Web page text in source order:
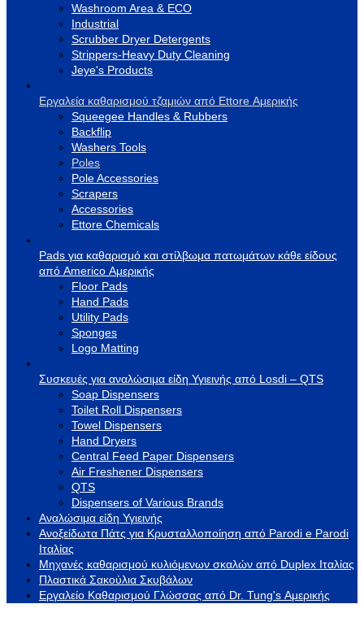
Washroom Area & ECO
Industrial
Scrubber Dryer Detergents
Strippers-Heavy Duty Cleaning
Jeye's Products
Εργαλεία καθαρισμού τζαμιών από Ettore Αμερικής
Squeegee Handles & Rubbers
Backflip
Washers Tools
Poles
Pole Accessories
Scrapers
Accessories
Ettore Chemicals
Pads για καθαρισμό και στίλβωμα πατωμάτων κάθε είδους
από Americo Αμερικής
Floor Pads
Hand Pads
Utility Pads
Sponges
Logo Matting
Συσκευές για αναλώσιμα είδη Υγιεινής από Losdi – QTS
Soap Dispensers
Toilet Roll Dispensers
Towel Dispensers
Hand Dryers
Central Feed Paper Dispensers
Air Freshener Dispensers
QTS
Dispensers of Various Brands
Αναλώσιμα είδη Υγιεινής
Ανοξείδωτα Πάτς για Κρυσταλλοποίηση από Parodi e Parodi
Ιταλίας
Μηχανές καθαρισμού κυλιόμενων σκαλών από Duplex Ιταλίας
Πλαστικά Σακούλια Σκυβάλων
Εργαλείο Καθαρισμού Γλώσσας από Dr. Tung's Αμερικής